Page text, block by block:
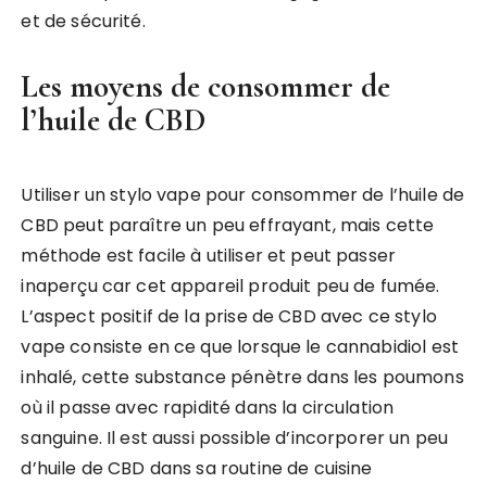
et de sécurité.
Les moyens de consommer de
l’huile de CBD
Utiliser un stylo vape pour consommer de l’huile de
CBD peut paraître un peu effrayant, mais cette
méthode est facile à utiliser et peut passer
inaperçu car cet appareil produit peu de fumée.
L’aspect positif de la prise de CBD avec ce stylo
vape consiste en ce que lorsque le cannabidiol est
inhalé, cette substance pénètre dans les poumons
où il passe avec rapidité dans la circulation
sanguine. Il est aussi possible d’incorporer un peu
d’huile de CBD dans sa routine de cuisine